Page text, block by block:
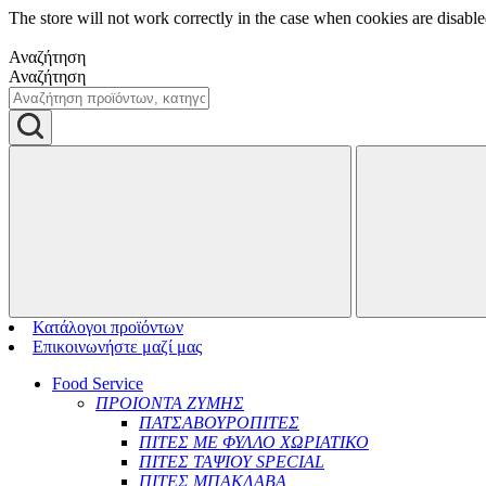
The store will not work correctly in the case when cookies are
Αναζήτηση
Αναζήτηση
Κατάλογοι προϊόντων
Επικοινωνήστε μαζί μας
Food Service
ΠΡΟΙΟΝΤΑ ΖΥΜΗΣ
ΠΑΤΣΑΒΟΥΡΟΠΙΤΕΣ
ΠΙΤΕΣ ΜΕ ΦΥΛΛΟ ΧΩΡΙΑΤΙΚΟ
ΠΙΤΕΣ ΤΑΨΙΟΥ SPECIAL
ΠΙΤΕΣ ΜΠΑΚΛΑΒΑ